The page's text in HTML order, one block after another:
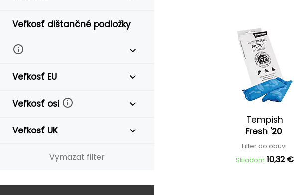
Veľkosť dištančné podložky
Veľkosť EU
Veľkosť osi
Veľkosť UK
Vymazat filter
Tempish
Fresh '20
Filter do obuvi
Skladom 10,32 €